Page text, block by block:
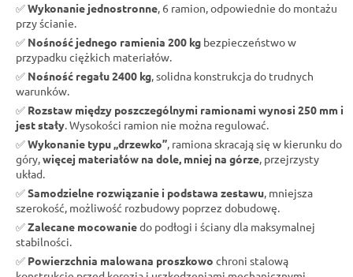
✅Wykonanie jednostronne, 6 ramion, odpowiednie do montażu
przy ścianie.
✅ Nośność jednego ramienia 200 kg bezpieczeństwo w
przypadku ciężkich materiałów.
✅ Nośność regału 2400 kg, solidna konstrukcja do trudnych
warunków.
✅ Rozstaw między poszczególnymi ramionami wynosi 250 mm i
jest stały. Wysokości ramion nie można regulować.
✅Wykonanie typu „drzewko”, ramiona skracają się w kierunku do
góry,więcej materiałów na dole, mniej na górze, przejrzysty
układ.
✅Samodzielne rozwiązanie i podstawa zestawu, mniejsza
szerokość, możliwość rozbudowy poprzez dobudowę.
✅Zalecane mocowaniedo podłogi i ściany dla maksymalnej
stabilności.
✅ Powierzchnia malowana proszkowo chroni stalową